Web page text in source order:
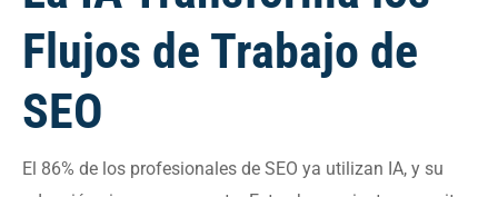
Flujos de Trabajo de
SEO
El 86% de los profesionales de SEO ya utilizan IA, y su